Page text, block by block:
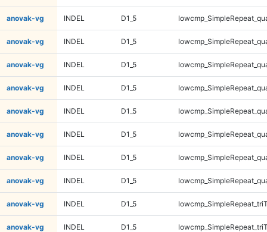
anovak-vg INDEL D1_5
anovak-vg INDEL D1_5
anovak-vg INDEL D1_5
anovak-vg INDEL D1_5
anovak-vg INDEL D1_5
anovak-vg INDEL D1_5
anovak-vg INDEL D1_5
anovak-vg INDEL D1_5
anovak-vg INDEL D1_5
anovak-vg INDEL D1_5